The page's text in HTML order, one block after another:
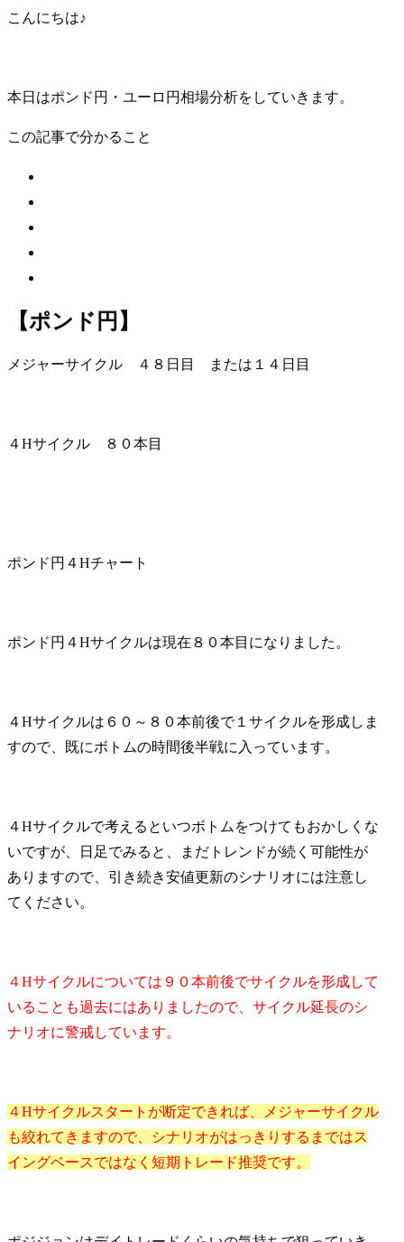
こんにちは♪
本日はポンド円・ユーロ円相場分析をしていきます。
この記事で分かること
【ポンド円】
メジャーサイクル ４８日目 または１４日目
４Hサイクル ８０本目
ポンド円４Hチャート
ポンド円４Hサイクルは現在８０本目になりました。
４Hサイクルは６０～８０本前後で１サイクルを形成しま
すので、既にボトムの時間後半戦に入っています。
４Hサイクルで考えるといつボトムをつけてもおかしくな
いですが、日足でみると、まだトレンドが続く可能性が
ありますので、引き続き安値更新のシナリオには注意し
てください。
４Hサイクルについては９０本前後でサイクルを形成して
いることも過去にはありましたので、サイクル延長のシ
ナリオに警戒しています。
４Hサイクルスタートが断定できれば、メジャーサイクル
も絞れてきますので、シナリオがはっきりするまではス
イングベースではなく短期トレード推奨です。